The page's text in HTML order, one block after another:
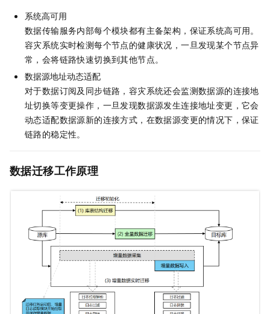
系统高可用
数据传输服务内部每个模块都有主备架构，保证系统高可用。
容灾系统实时检测每个节点的健康状况，一旦发现某个节点异
常，会将链路快速切换到其他节点。
数据源地址动态适配
对于数据订阅及同步链路，容灾系统还会监测数据源的连接地
址切换等变更操作，一旦发现数据源发生连接地址变更，它会
动态适配数据源新的连接方式，在数据源变更的情况下，保证
链路的稳定性。
数据迁移工作原理